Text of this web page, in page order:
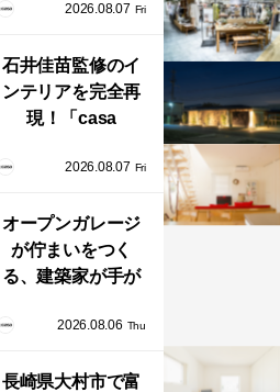
（グラフテクト）
型ショールームが
オープン！
2026.08.07 Fri
石井佳苗監修のイ
ンテリアを完全再
現！「casa
リンネル）」で叶
ルな部屋づくり。
2026.08.07 Fri
オープンガレージ
が佇まいをつく
る、建築家が手が
まい「ふわりと浮
い」
2026.08.06 Thu
長崎県大村市で富